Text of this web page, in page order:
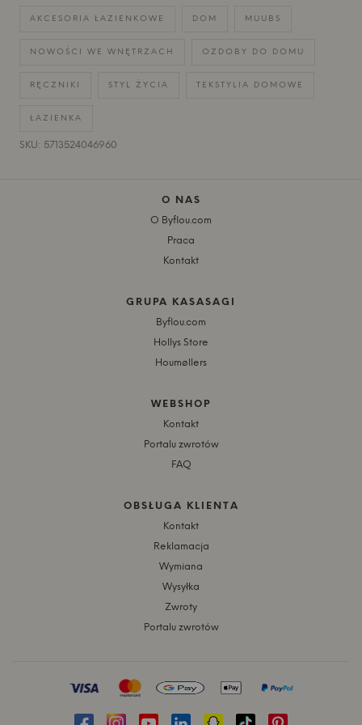
AKCESORIA ŁAZIENKOWE DOM MUUBS
NOWOŚCI WE WNĘTRZACH OZDOBY DO DOMU
RĘCZNIKI STYL ŻYCIA TEKSTYLIA DOMOWE
ŁAZIENKA
SKU: 5713524046960
O NAS
O Byflou.com
Praca
Kontakt
GRUPA KASASAGI
Byflou.com
Hollys Store
Houmøllers
WEBSHOP
Kontakt
Portalu zwrotów
FAQ
OBSŁUGA KLIENTA
Kontakt
Reklamacja
Wymiana
Wysyłka
Zwroty
Portalu zwrotów